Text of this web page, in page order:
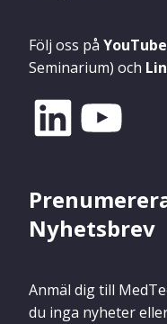
Följ oss på YouTube
Seminarium) och
Nyhetsbrev
Anmäl dig till
du inga nyheter